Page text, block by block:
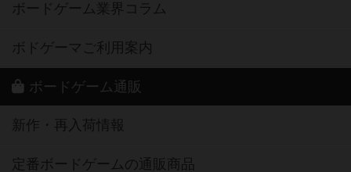
ボードゲーム業界コラム
ボドゲーマご利用案内
ボードゲーム通販
新作・再入荷情報
定番ボードゲームの通販商品